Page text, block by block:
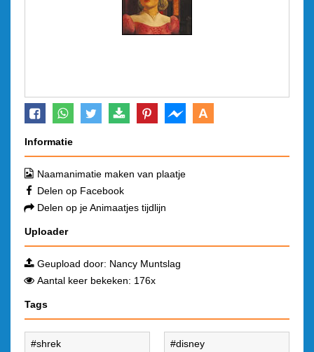
A
Informatie
Naamanimatie maken van plaatje
Delen op Facebook
Delen op je Animaatjes tijdlijn
Uploader
Geupload door: Nancy Muntslag
Aantal keer bekeken: 176x
Tags
shrek disney